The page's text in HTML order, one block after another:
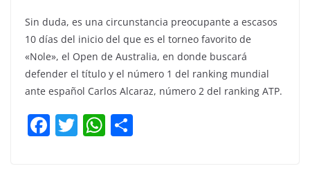
Sin duda, es una circunstancia preocupante a escasos
10 días del inicio del que es el torneo favorito de
«Nole», el Open de Australia, en donde buscará
defender el título y el número 1 del ranking mundial
ante español Carlos Alcaraz, número 2 del ranking ATP.
F
a
T
w
W
h